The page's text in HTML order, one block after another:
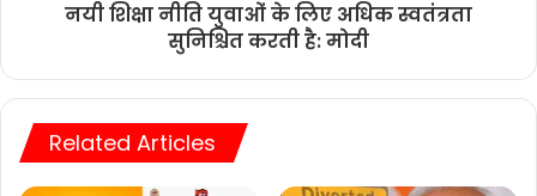
नयी शिक्षा नीति युवाओं के लिए अधिक स्वतंत्रता
सुनिश्चित करती है: मोदी
Related Articles